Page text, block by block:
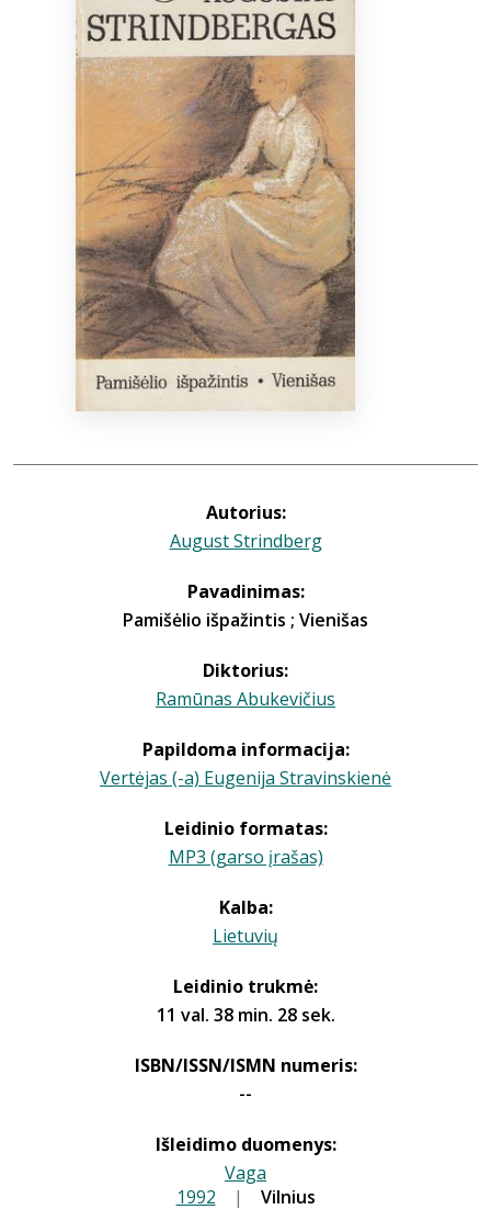
info@elvislab.lt
Autorius:
August Strindberg
Pavadinimas:
Pamišėlio išpažintis ; Vienišas
Diktorius:
Ramūnas Abukevičius
Papildoma informacija:
Vertėjas (-a) Eugenija Stravinskienė
Leidinio formatas:
MP3 (garso įrašas)
Kalba:
Lietuvių
Leidinio trukmė:
11 val. 38 min. 28 sek.
ISBN/ISSN/ISMN numeris:
--
Išleidimo duomenys:
Vaga
1992 | Vilnius